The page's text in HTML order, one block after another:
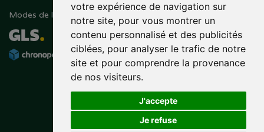
votre expérience de navigation sur
notre site, pour vous montrer un
contenu personnalisé et des publicités
ciblées, pour analyser le trafic de notre
site et pour comprendre la provenance
de nos visiteurs.
J'accepte
Je refuse
Modes de livraison Suivez-nous sur